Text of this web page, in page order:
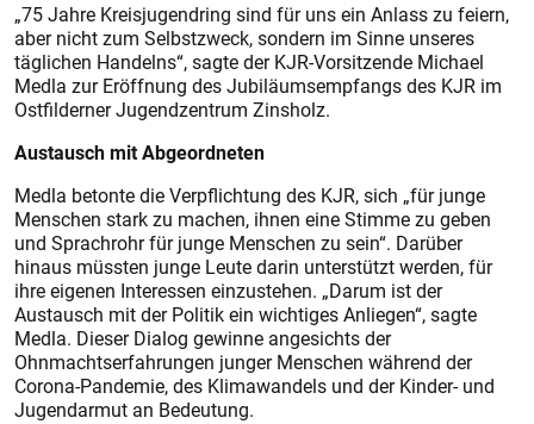
„75 Jahre Kreisjugendring sind für uns ein Anlass zu feiern,
aber nicht zum Selbstzweck, sondern im Sinne unseres
täglichen Handelns“, sagte der KJR-Vorsitzende Michael
Medla zur Eröffnung des Jubiläumsempfangs des KJR im
Ostfilderner Jugendzentrum Zinsholz.
Austausch mit Abgeordneten
Medla betonte die Verpflichtung des KJR, sich „für junge
Menschen stark zu machen, ihnen eine Stimme zu geben
und Sprachrohr für junge Menschen zu sein“. Darüber
hinaus müssten junge Leute darin unterstützt werden, für
ihre eigenen Interessen einzustehen. „Darum ist der
Austausch mit der Politik ein wichtiges Anliegen“, sagte
Medla. Dieser Dialog gewinne angesichts der
Ohnmachtserfahrungen junger Menschen während der
Corona-Pandemie, des Klimawandels und der Kinder- und
Jugendarmut an Bedeutung.